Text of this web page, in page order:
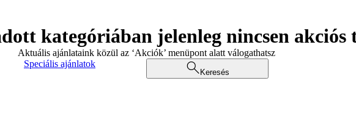
kategóriában jelenleg nincsen akciós
Aktuális ajánlataink közül az ‘Akciók’ menüpont alatt válogathatsz
Speciális ajánlatok
Keresés